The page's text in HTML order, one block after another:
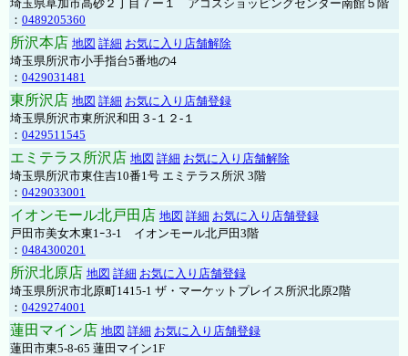
埼玉県草加市高砂２丁目７ー１ アコスショッピングセンター南館５階
： 0489205360
所沢本店 地図 詳細 お気に入り店舗解除
埼玉県所沢市小手指台5番地の4
： 0429031481
東所沢店 地図 詳細 お気に入り店舗登録
埼玉県所沢市東所沢和田３-１２-１
： 0429511545
エミテラス所沢店 地図 詳細 お気に入り店舗解除
埼玉県所沢市東住吉10番1号 エミテラス所沢 3階
： 0429033001
イオンモール北戸田店 地図 詳細 お気に入り店舗登録
戸田市美女木東1ｰ3‐1 イオンモール北戸田3階
： 0484300201
所沢北原店 地図 詳細 お気に入り店舗登録
埼玉県所沢市北原町1415-1 ザ・マーケットプレイス所沢北原2階
： 0429274001
蓮田マイン店 地図 詳細 お気に入り店舗登録
蓮田市東5-8-65 蓮田マイン1F